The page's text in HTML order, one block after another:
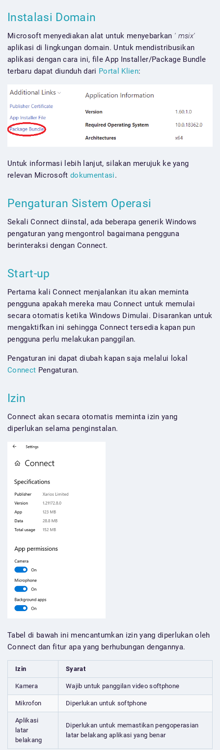
Instalasi Domain
Microsoft menyediakan alat untuk menyebarkan ' msix'
aplikasi di lingkungan domain. Untuk mendistribusikan
aplikasi dengan cara ini, file App Installer/Package Bundle
terbaru dapat diunduh dari Portal Klien:
Untuk informasi lebih lanjut, silakan merujuk ke yang
relevan Microsoft dokumentasi.
Pengaturan Sistem Operasi
Sekali Connect diinstal, ada beberapa generik Windows
pengaturan yang mengontrol bagaimana pengguna
berinteraksi dengan Connect.
Start-up
Pertama kali Connect menjalankan itu akan meminta
pengguna apakah mereka mau Connect untuk memulai
secara otomatis ketika Windows Dimulai. Disarankan untuk
mengaktifkan ini sehingga Connect tersedia kapan pun
pengguna perlu melakukan panggilan.
Pengaturan ini dapat diubah kapan saja melalui lokal
Connect Pengaturan.
Izin
Connect akan secara otomatis meminta izin yang
diperlukan selama penginstalan.
Tabel di bawah ini mencantumkan izin yang diperlukan oleh
Connect dan fitur apa yang berhubungan dengannya.
Izin Syarat
Kamera Wajib untuk panggilan video softphone
Mikrofon Diperlukan untuk softphone
Aplikasi
latar
belakang
Diperlukan untuk memastikan pengoperasian
latar belakang aplikasi yang benar